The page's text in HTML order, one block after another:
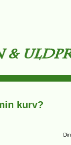
kurv?